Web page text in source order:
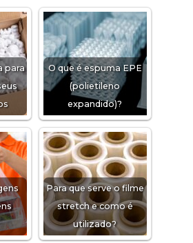
para
O que é espuma EPE
(polietileno
expandido)?
Para que serve o filme
stretch e como é
utilizado?